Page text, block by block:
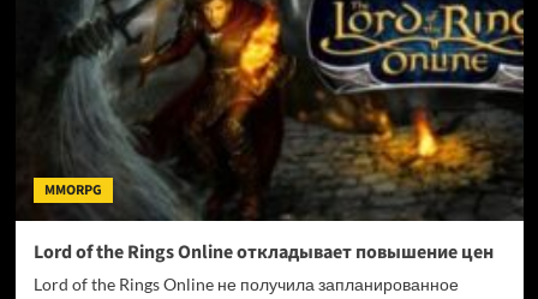
KaleidoRIDER
объявили
вместе
с
публикацией
нового
трейлера
MMORPG
Lord of the Rings Online откладывает повышение цен
Lord of the Rings Online не получила запланированное